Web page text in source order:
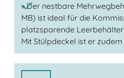
» Der nestbare
MB) ist ideal für die
platzsparende
Mit Stülpdeckel ist er